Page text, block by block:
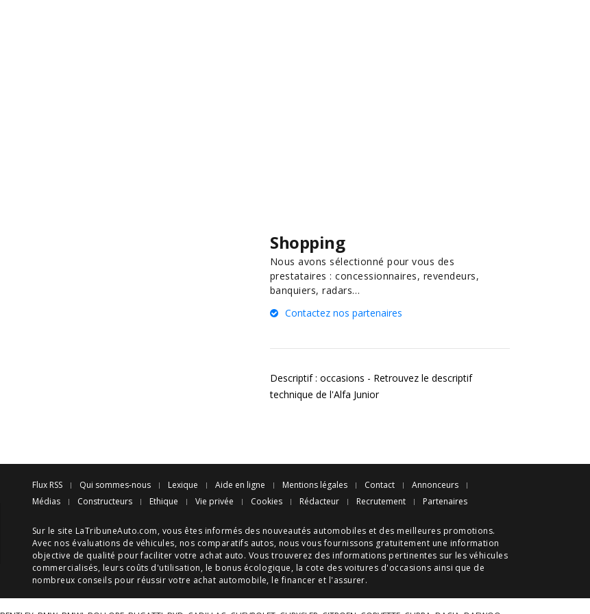
Shopping
Nous avons sélectionné pour vous des
prestataires : concessionnaires, revendeurs,
banquiers, radars…
Contactez nos partenaires
Descriptif : occasions - Retrouvez le descriptif
technique de l'Alfa Junior
Flux RSS Qui sommes-nous Lexique Aide en ligne Mentions légales Contact
Annonceurs
Médias
Constructeurs Ethique Vie privée Cookies Rédacteur Recrutement Partenaires
Sur le site LaTribuneAuto.com, vous êtes informés des nouveautés automobiles et des meilleures promotions.
Avec nos évaluations de véhicules, nos comparatifs autos, nous vous fournissons gratuitement une information
objective de qualité pour faciliter votre achat auto. Vous trouverez des informations pertinentes sur les véhicules
commercialisés, leurs coûts d'utilisation, le bonus écologique, la cote des voitures d'occasions ainsi que de
nombreux conseils pour réussir votre achat automobile, le financer et l'assurer.